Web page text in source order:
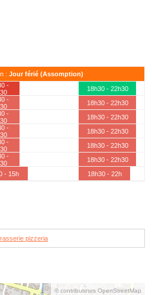
: Jour férié (Assomption)
-
18h30 - 22h30
-
18h30 - 22h30
-
18h30 - 22h30
-
18h30 - 22h30
-
18h30 - 22h30
-
18h30 - 22h30
- 15h 18h30 - 22h
pizzeria
© contributeurs OpenStreetMap